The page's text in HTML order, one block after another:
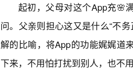
起初，父母对这个App充🌸
问。父亲则担心这又是什么“不
解的比喻，将App的功能娓娓道
下来，不用怕打扰到别人，也不